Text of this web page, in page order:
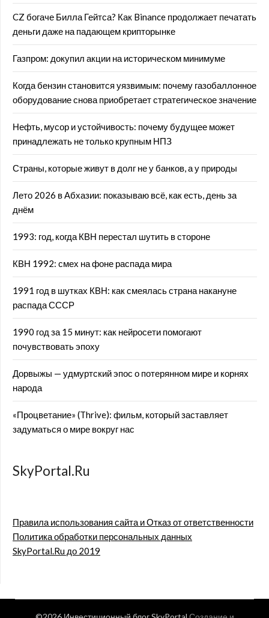
CZ богаче Билла Гейтса? Как Binance продолжает печатать
деньги даже на падающем крипторынке
Газпром: докупил акции на историческом минимуме
Когда бензин становится уязвимым: почему газобаллонное
оборудование снова приобретает стратегическое значение
Нефть, мусор и устойчивость: почему будущее может
принадлежать не только крупным НПЗ
Страны, которые живут в долг не у банков, а у природы
Лето 2026 в Абхазии: показываю всё, как есть, день за
днём
1993: год, когда КВН перестал шутить в стороне
КВН 1992: смех на фоне распада мира
1991 год в шутках КВН: как смеялась страна накануне
распада СССР
1990 год за 15 минут: как нейросети помогают
почувствовать эпоху
Дорвыжы — удмуртский эпос о потерянном мире и корнях
народа
«Процветание» (Thrive): фильм, который заставляет
задуматься о мире вокруг нас
SkyPortal.Ru
Правила использования сайта и Отказ от ответственности
Политика обработки персональных данных
SkyPortal.Ru до 2019